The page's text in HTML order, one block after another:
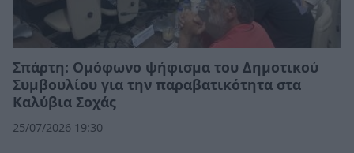
Σπάρτη: Ομόφωνο ψήφισμα του Δημοτικού
Συμβουλίου για την παραβατικότητα στα
Καλύβια Σοχάς
25/07/2026 19:30